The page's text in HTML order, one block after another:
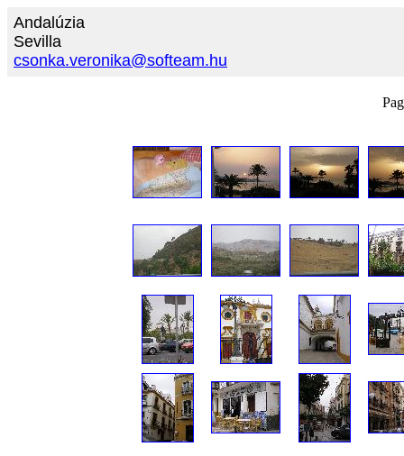
Andalúzia
Sevilla
csonka.veronika@softeam.hu